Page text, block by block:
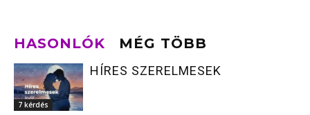
HASONLÓK MÉG TÖBB
7 kérdés
HÍRES SZERELMESEK